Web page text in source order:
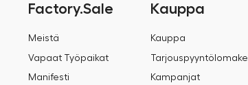
Factory.Sale
Meistä
Vapaat Työpaikat
Manifesti
Kauppa
Kauppa
Tarjouspyyntölomake
Kampanjat